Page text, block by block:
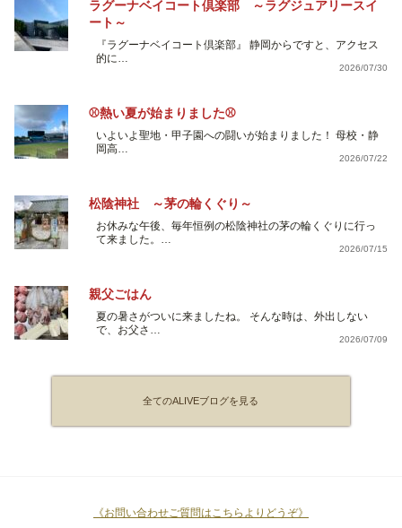
ラグーナベイコート倶楽部 ～ラグジュアリースイ
ート～
『ラグーナベイコート倶楽部』 静岡からですと、アクセス
的に…
2026/07/30
⚾熱い夏が始まりました⚾
いよいよ聖地・甲子園への闘いが始まりました！ 母校・静
岡高…
2026/07/22
松陰神社 ～茅の輪くぐり～
お休みな午後、毎年恒例の松陰神社の茅の輪くぐりに行っ
て来ました。…
2026/07/15
親父ごはん
夏の暑さがついに来ましたね。 そんな時は、外出しない
で、お父さ…
2026/07/09
全てのALIVEブログを見る
《お問い合わせご質問はこちらよりどうぞ》